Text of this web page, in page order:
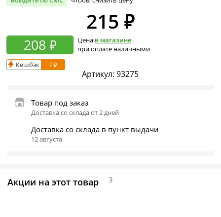
215 ₽
208 ₽ Цена в магазине
при оплате наличными
Кешбэк
7 ₽
Артикул: 93275
Товар под заказ
Доставка со склада от 2 дней
Доставка со склада в пункт выдачи
12 августа
Акции на этот товар 3